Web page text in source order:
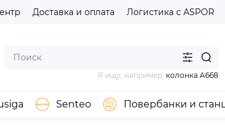
Доставка и оплата Логистика с ASPOR
Я ищу, например, колонка A668
Senteo Повербанки и